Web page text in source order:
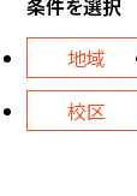
条件を選択
地域
校区